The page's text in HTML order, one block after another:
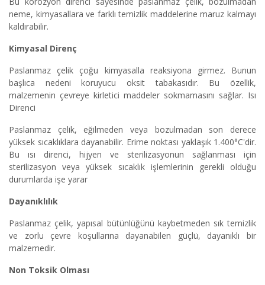
neme, kimyasallara ve farklı temizlik maddelerine maruz kalmayı
kaldırabilir.
Kimyasal Direnç
Paslanmaz çelik çoğu kimyasalla reaksiyona girmez. Bunun
başlıca nedeni koruyucu oksit tabakasıdır. Bu özellik,
malzemenin çevreye kirletici maddeler sokmamasını sağlar. Isı
Direnci
Paslanmaz çelik, eğilmeden veya bozulmadan son derece
yüksek sıcaklıklara dayanabilir. Erime noktası yaklaşık 1.400°C'dir.
Bu ısı direnci, hijyen ve sterilizasyonun sağlanması için
sterilizasyon veya yüksek sıcaklık işlemlerinin gerekli olduğu
durumlarda işe yarar
Dayanıklılık
Paslanmaz çelik, yapısal bütünlüğünü kaybetmeden sık temizlik
ve zorlu çevre koşullarına dayanabilen güçlü, dayanıklı bir
malzemedir.
Non Toksik Olması